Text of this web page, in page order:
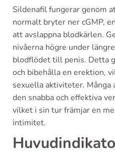
Sildenafil fungerar genom
normalt bryter ner cGMP,
att avslappna blodkärlen.
nivåerna högre under
blodflödet till penis. Detta
och bibehålla en erektion,
sexuella aktiviteter. Många
den snabba och effektiva
vilket i sin tur främjar en
intimitet.